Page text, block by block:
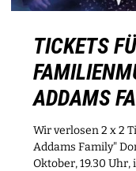
TICKETS
ADDAMS
Wir verlosen 2 x 2
Addams Family"
Oktober, 19.30